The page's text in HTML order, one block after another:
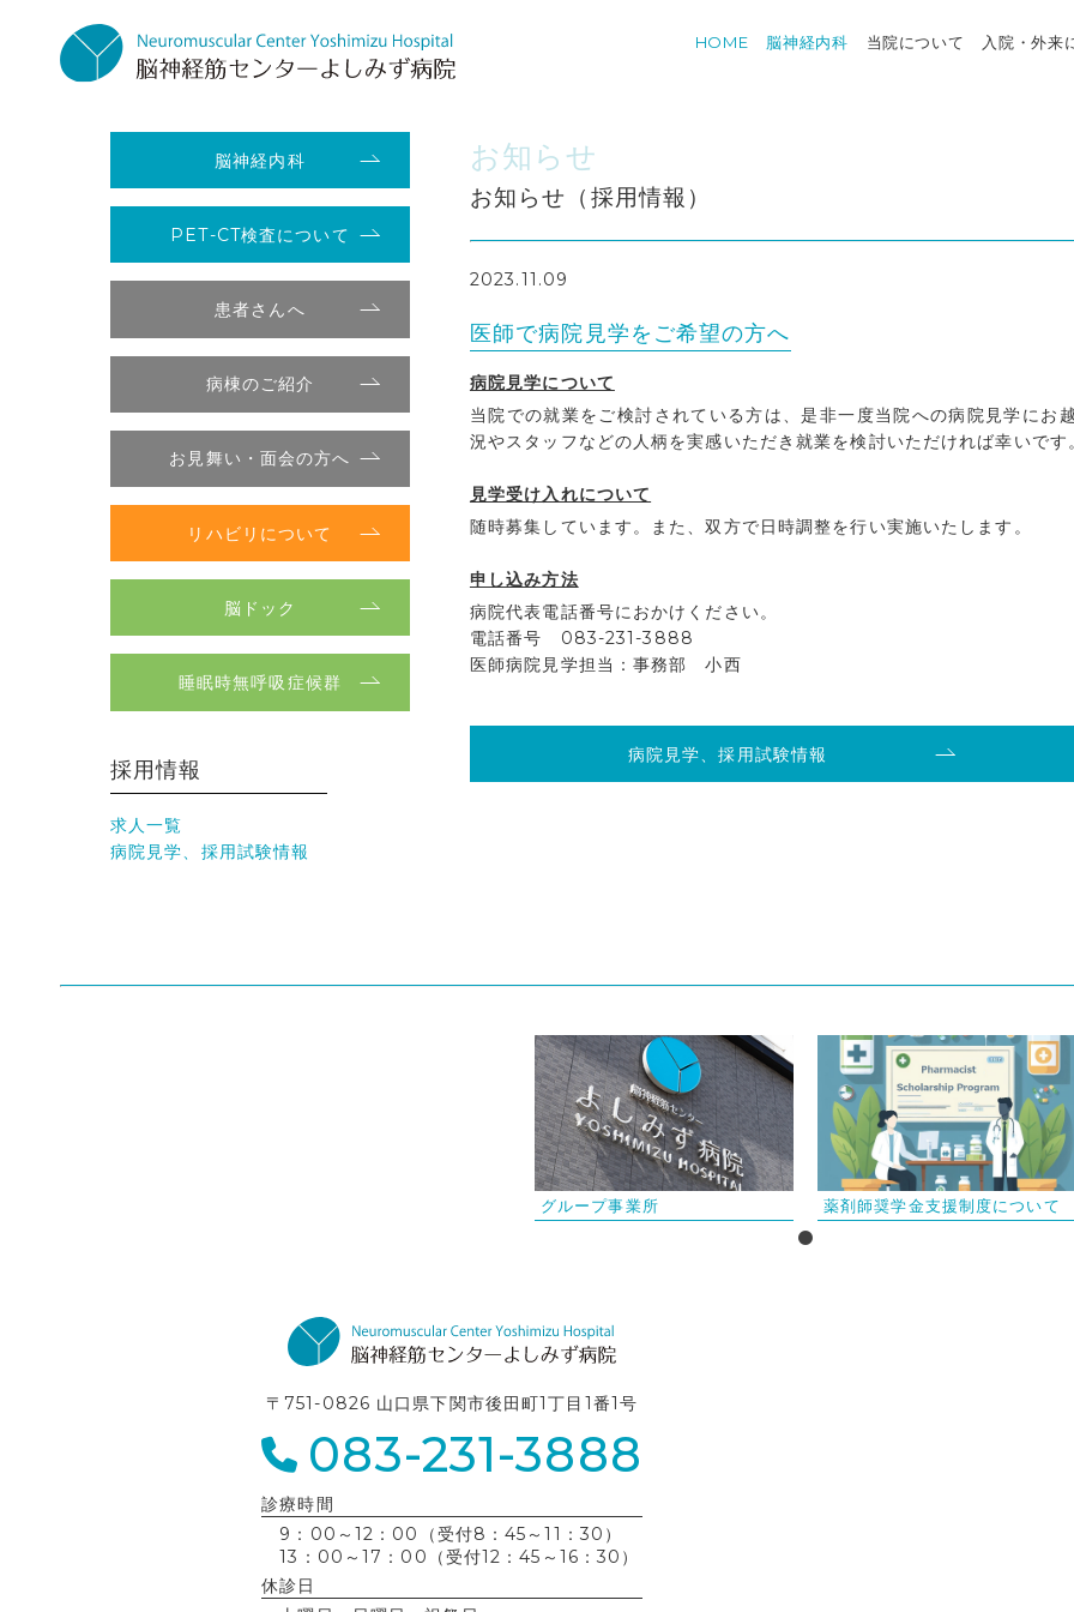
HOME 脳神経内科 当院について 入院・外来
脳神経内科
PET-CT検査について
患者さんへ
病棟のご紹介
お見舞い・面会の方へ
リハビリについて
脳ドック
睡眠時無呼吸症候群
採用情報
求人一覧
病院見学、採用試験情報
お知らせ
お知らせ（採用情報）
2023.11.09
医師で病院見学をご希望の方へ
病院見学について
当院での就業をご検討されている方は、是非一度当院への病院見学にお
況やスタッフなどの人柄を実感いただき就業を検討いただければ幸いです
見学受け入れについて
随時募集しています。また、双方で日時調整を行い実施いたします。
申し込み方法
病院代表電話番号におかけください。
電話番号 083-231-3888
医師病院見学担当：事務部 小西
病院見学、採用試験情報
グループ事業所 薬剤師奨学金支援制度について
〒751-0826 山口県下関市後田町1丁目1番1号
083-231-3888
診療時間
9：00～12：00（受付8：45～11：30）
13：00～17：00（受付12：45～16：30）
休診日